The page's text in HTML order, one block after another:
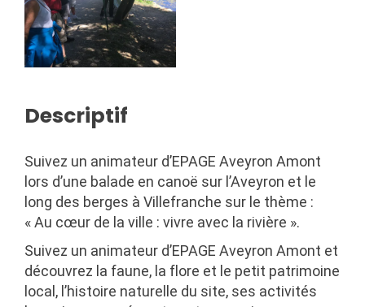
Descriptif
Suivez un animateur d’EPAGE Aveyron Amont
lors d’une balade en canoë sur l’Aveyron et le
long des berges à Villefranche sur le thème :
« Au cœur de la ville : vivre avec la rivière ».
Suivez un animateur d’EPAGE Aveyron Amont et
découvrez la faune, la flore et le petit patrimoine
local, l’histoire naturelle du site, ses activités